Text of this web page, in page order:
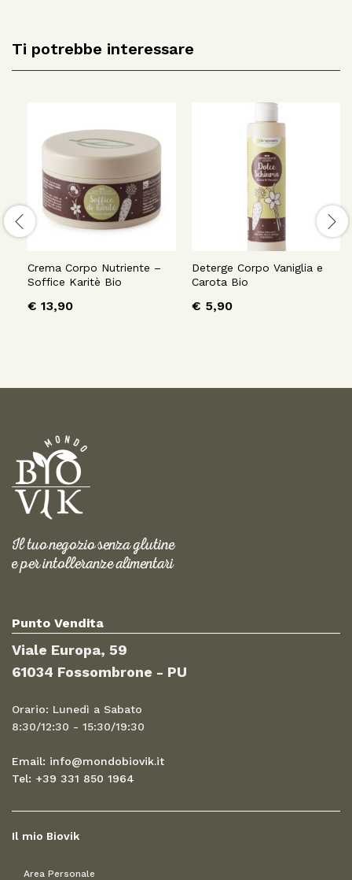
Ti potrebbe interessare
Crema Corpo Nutriente –
Soffice Karitè Bio
€ 13,90
Deterge Corpo Vaniglia e
Carota Bio
€ 5,90
Il tuo negozio senza glutine
e per intolleranze alimentari
Punto Vendita
Viale Europa, 59
61034 Fossombrone - PU
Orario: Lunedì a Sabato
8:30/12:30 - 15:30/19:30
Email: info@mondobiovik.it
Tel: +39 331 850 1964
Il mio Biovik
Area Personale